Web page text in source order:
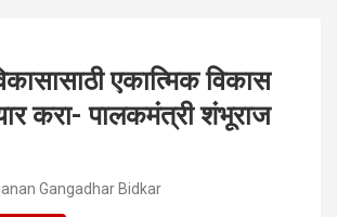
एकात्मिक विकास
करा- पालकमंत्री शंभूराज
Gangadhar Bidkar